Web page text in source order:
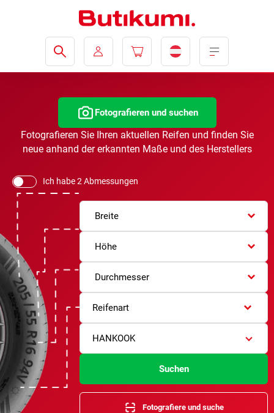
Fotografieren und suchen
Fotografieren Sie Ihren aktuellen Reifen und finden Sie
neue anhand der erkannten Maße und des Herstellers
Ich habe 2 Abmessungen
Breite
Höhe
Durchmesser
Reifenart
HANKOOK
Suchen
Fotografiere und suche